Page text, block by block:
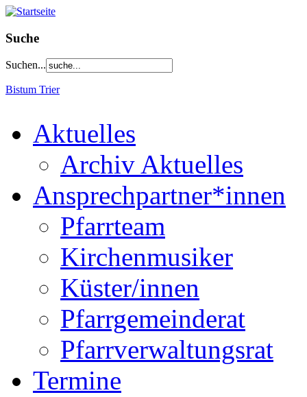
Suche
Suchen...
Bistum Trier
Aktuelles
Archiv Aktuelles
Ansprechpartner*innen
Pfarrteam
Kirchenmusiker
Küster/innen
Pfarrgemeinderat
Pfarrverwaltungsrat
Termine